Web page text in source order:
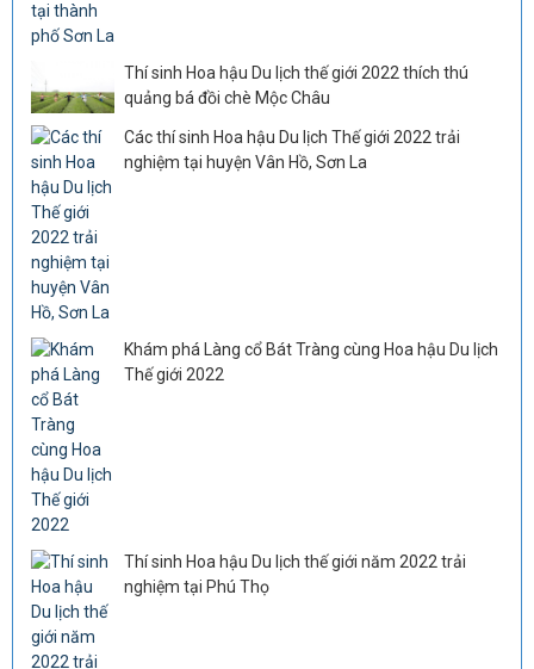
Thí sinh Hoa hậu Du lịch thế giới 2022 thích thú
quảng bá đồi chè Mộc Châu
Các thí sinh Hoa hậu Du lịch Thế giới 2022 trải
nghiệm tại huyện Vân Hồ, Sơn La
Khám phá Làng cổ Bát Tràng cùng Hoa hậu Du lịch
Thế giới 2022
Thí sinh Hoa hậu Du lịch thế giới năm 2022 trải
nghiệm tại Phú Thọ